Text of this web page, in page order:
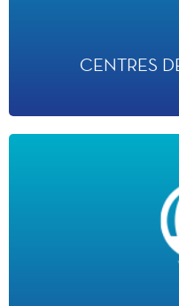
CENTRES
· Le plus grand centre de
· 15